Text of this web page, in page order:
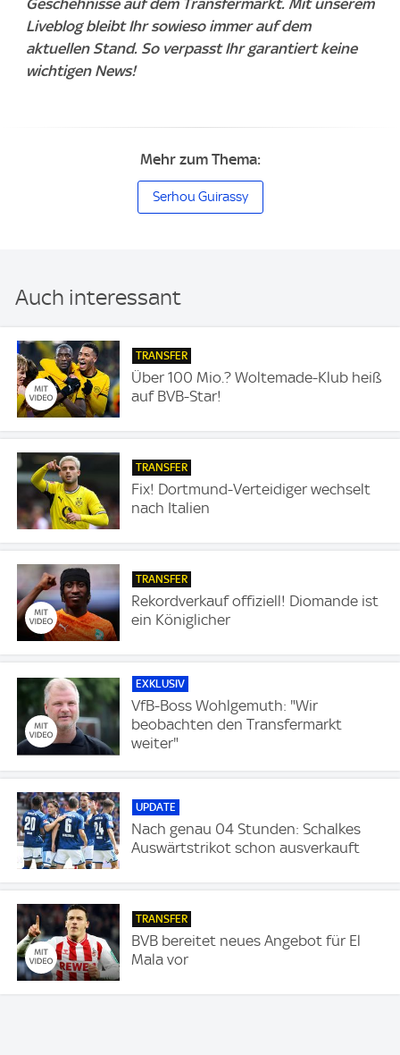
Liveblog bleibt Ihr sowieso immer auf dem
aktuellen Stand. So verpasst Ihr garantiert keine
wichtigen News!
Mehr zum Thema:
Serhou Guirassy
Auch interessant
TRANSFER
Über 100 Mio.? Woltemade-Klub heiß
auf BVB-Star!
TRANSFER
Fix! Dortmund-Verteidiger wechselt
nach Italien
TRANSFER
Rekordverkauf offiziell! Diomande ist
ein Königlicher
EXKLUSIV
VfB-Boss Wohlgemuth: "Wir
beobachten den Transfermarkt
weiter"
UPDATE
Nach genau 04 Stunden: Schalkes
Auswärtstrikot schon ausverkauft
TRANSFER
BVB bereitet neues Angebot für El
Mala vor